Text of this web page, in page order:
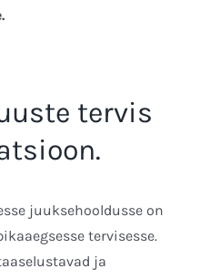
tervis
juuksehooldusse on
tervisesse.
ja